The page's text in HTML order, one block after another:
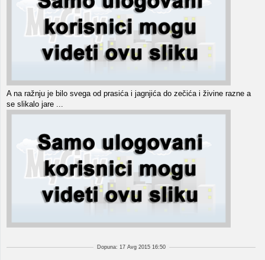
A na ražnju je bilo svega od prasića i jagnjića do zečića i živine razne a
se slikalo jare ...
Dopuna: 17 Avg 2015 16:50